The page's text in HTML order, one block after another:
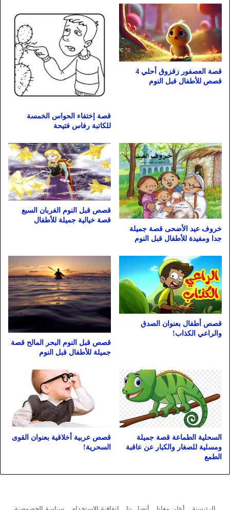
قصة العصفور زقزوق أحلي 4
قصص للأطفال قبل النوم
قصة إختفاء الحواس الخمسة
للكاتبة رفاس فتيحة
خروف عيد الأضحى قصة جميلة
جدا ومفيدة للأطفال قبل النوم
قصص قبل النوم الغربان السبع
قصة خيالية جميلة للأطفال
قصص أطفال بعنوان الصدق
والراعي الكذاب!
قصص قبل النوم البحر المالح قصة
جميلة للأطفال قبل النوم
السحلية الطماعة قصة جميلة
ومسلية للصغار والكبار عن عاقبة
الطمع
قصص عربية أخلاقية بعنوان القوى
السحرية!